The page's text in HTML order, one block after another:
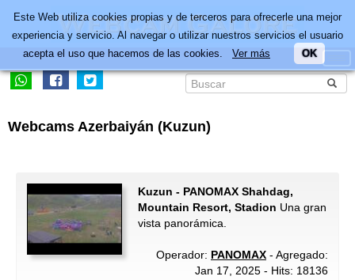
Webcams Azerbaiyán (Kuzun)
Kuzun - PANOMAX Shahdag,
Mountain Resort, Stadion Una gran
vista panorámica.
Operador: PANOMAX - Agregado:
Jan 17, 2025 - Hits: 18136
Este Web utiliza cookies propias y de terceros para ofrecerle una mejor
experiencia y servicio. Al navegar o utilizar nuestros servicios el usuario
acepta el uso que hacemos de las cookies. Ver más OK